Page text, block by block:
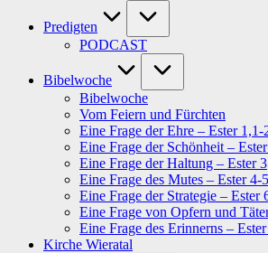
Predigten
PODCAST
Bibelwoche
Bibelwoche
Vom Feiern und Fürchten
Eine Frage der Ehre – Ester 1,1-
Eine Frage der Schönheit –
Eine Frage der Haltung – Ester 3
Eine Frage des Mutes – Ester 4-5
Eine Frage der Strategie – Ester
Eine Frage von Opfern und
Eine Frage des Erinnerns –
Kirche Wieratal